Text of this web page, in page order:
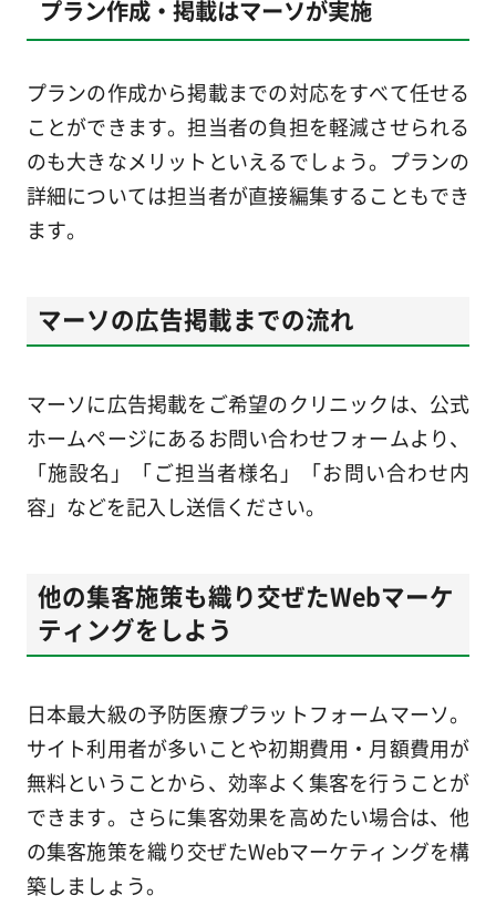
プラン作成・掲載はマーソが実施
プランの作成から掲載までの対応をすべて任せる
ことができます。担当者の負担を軽減させられる
のも大きなメリットといえるでしょう。プランの
詳細については担当者が直接編集することもでき
ます。
マーソの広告掲載までの流れ
マーソに広告掲載をご希望のクリニックは、公式
ホームページにあるお問い合わせフォームより、
「施設名」「ご担当者様名」「お問い合わせ内
容」などを記入し送信ください。
他の集客施策も織り交ぜたWebマーケ
ティングをしよう
日本最大級の予防医療プラットフォームマーソ。
サイト利用者が多いことや初期費用・月額費用が
無料ということから、効率よく集客を行うことが
できます。さらに集客効果を高めたい場合は、他
の集客施策を織り交ぜたWebマーケティングを構
築しましょう。